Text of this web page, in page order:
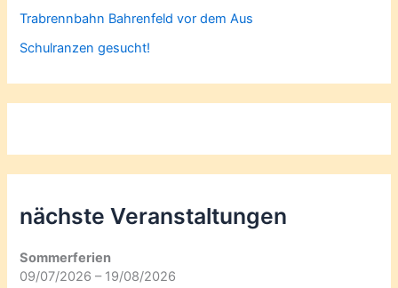
Trabrennbahn Bahrenfeld vor dem Aus
Schulranzen gesucht!
nächste Veranstaltungen
Sommerferien
09/07/2026 – 19/08/2026